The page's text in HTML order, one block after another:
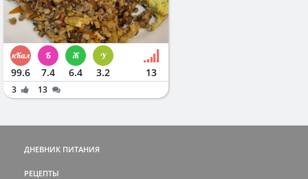
99.6 7.4 6.4 3.2 13
3 13
ДНЕВНИК ПИТАНИЯ
РЕЦЕПТЫ